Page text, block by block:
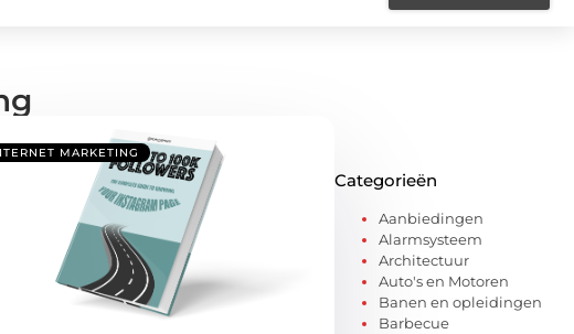
MARKETING
Categorieën
Aanbiedingen
Alarmsysteem
Architectuur
Auto's en Motoren
Banen en opleidingen
Barbecue